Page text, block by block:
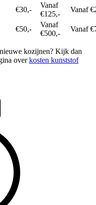
€30,-
Vanaf
€125,-
Vanaf
€50,-
Vanaf
€500,-
Vanaf
kozijnen? Kijk dan
overkosten kunststof